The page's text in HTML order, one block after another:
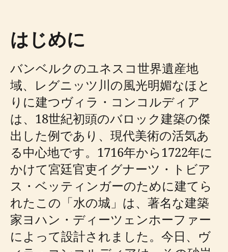
はじめに
バンベルクのユネスコ世界遺産地
域、レグニッツ川の風光明媚なほと
りに建つヴィラ・コンコルディア
は、18世紀初頭のバロック建築の傑
出した例であり、現代美術の活気あ
る中心地です。1716年から1722年に
かけて宮廷官吏イグナーツ・トビア
ス・ベッティンガーのために建てら
れたこの「水の城」は、著名な建築
家ヨハン・ディーツェンホーファー
によって設計されました。今日、ヴ